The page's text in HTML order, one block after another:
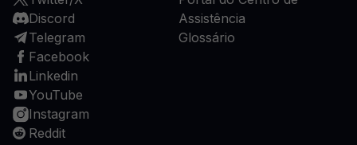
Discord
Telegram
Facebook
Linkedin
YouTube
Instagram
Reddit
Assistência
Glossário